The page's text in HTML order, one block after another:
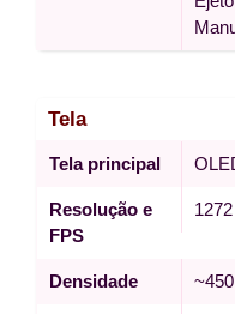
Tela
Tela principal
Resolução e
FPS
Densidade